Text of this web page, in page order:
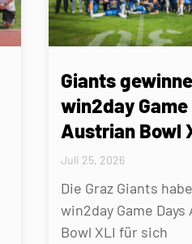
Giants
win2day Game
Austrian Bowl
Juli 25, 2026
Die Graz Giants
win2day Game
Bowl XLI für sich